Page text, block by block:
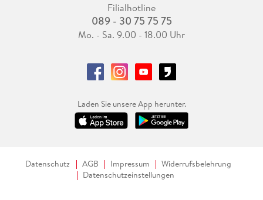
Filialhotline
089 - 30 75 75 75
Mo. - Sa. 9.00 - 18.00 Uhr
Laden Sie unsere App herunter.
Datenschutz AGB Impressum
Widerrufsbelehrung
Datenschutzeinstellungen